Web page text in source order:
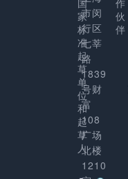
市闵
行区
七莘
路
1839
号财
富
108
广场
北楼
1210
国
家
标
准
起
草
单
位
和
起
草
人
作
伙
伴